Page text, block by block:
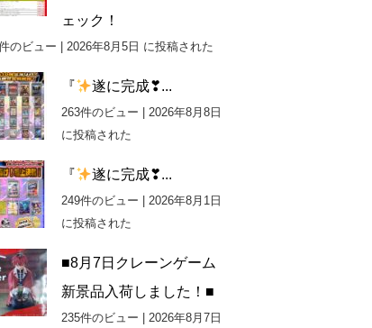
ェック！
のビュー 2026年8月5日 に投稿された
『 遂に完成❣...
263件のビュー
2026年8月8日
に投稿された
『 遂に完成❣...
249件のビュー
2026年8月1日
に投稿された
■8月7日クレーンゲーム
新景品入荷しました！■
235件のビュー
2026年8月7日